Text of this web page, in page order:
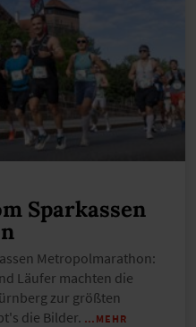
Sparkassen
Metropolmarathon:
Läufer machten die
zur größten
die Bilder. …MEHR